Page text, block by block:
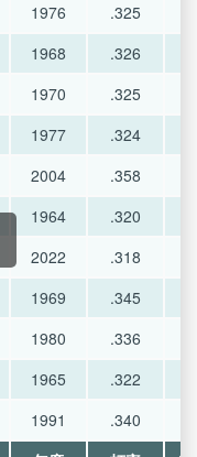
1976
.325
1968
.326
1970
.325
1977
.324
2004
.358
1964
.320
2022
.318
1969
.345
1980
.336
1965
.322
1991
.340